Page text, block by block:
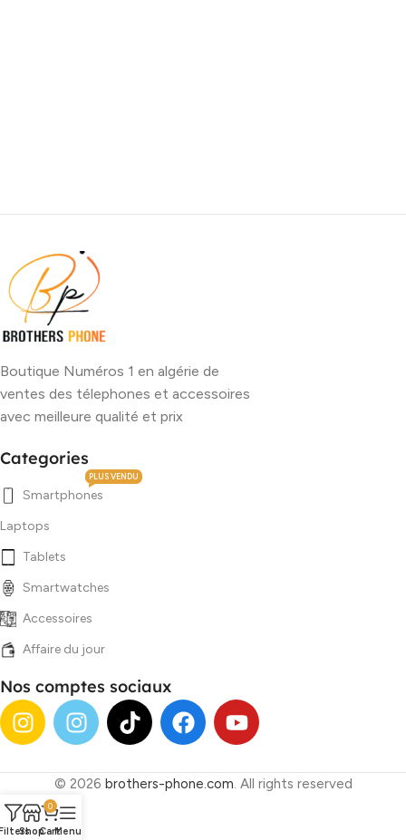
Boutique Numéros 1 en algérie de
ventes des télephones et accessoires
avec meilleure qualité et prix
Categories
Smartphones
PLUS VENDU
Laptops
Tablets
Smartwatches
Accessoires
Affaire du jour
Nos comptes sociaux
© 2026 brothers-phone.com. All rights reserved
Shop
0
CartMenu